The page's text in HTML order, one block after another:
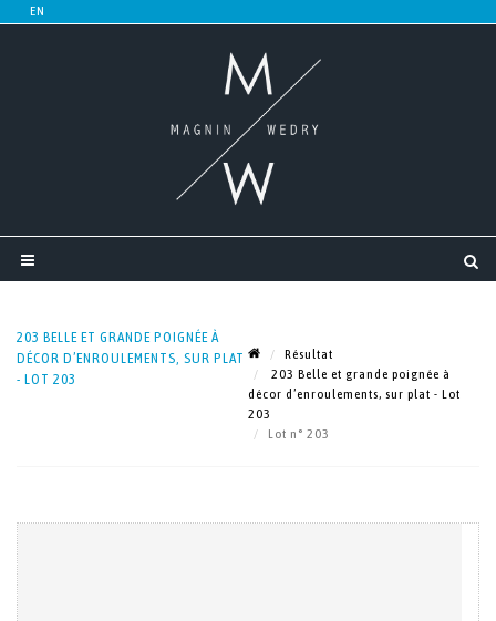
203 BELLE ET GRANDE POIGNÉE À
DÉCOR D’ENROULEMENTS, SUR PLAT
- LOT 203
Résultat
203 Belle et grande poignée à
décor d’enroulements, sur plat - Lot
203
Lot n° 203